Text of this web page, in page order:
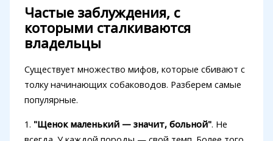
Частые заблуждения, с
которыми сталкиваются
владельцы
Существует множество мифов, которые сбивают с
толку начинающих собаководов. Разберем самые
популярные.
1. "Щенок маленький — значит, больной". Не